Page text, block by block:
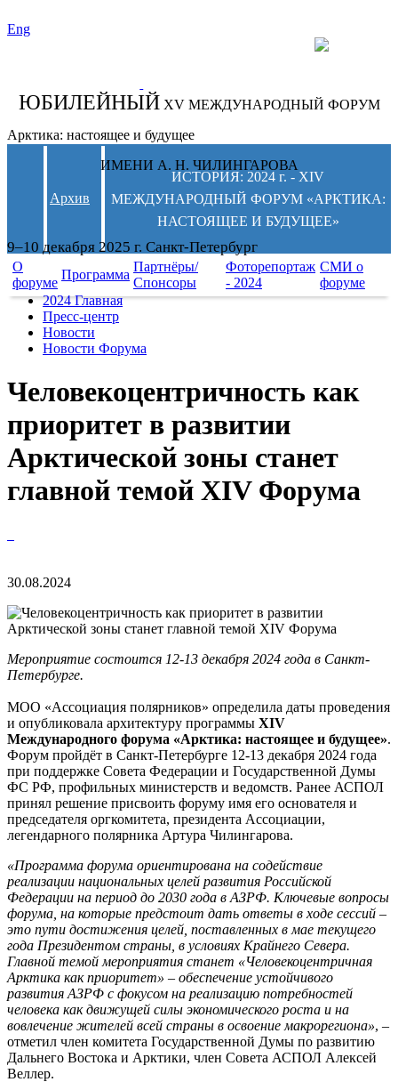
Eng
ЮБИЛЕЙНЫЙ XV МЕЖДУНАРОДНЫЙ ФОРУМ
Арктика: настоящее и будущее
ИМЕНИ А. Н. ЧИЛИНГАРОВА
9–10 декабря 2025 г. Санкт-Петербург
Архив
ИСТОРИЯ: 2024 г. - XIV
МЕЖДУНАРОДНЫЙ ФОРУМ «АРКТИКА:
НАСТОЯЩЕЕ И БУДУЩЕЕ»
О
форуме
Программа
Партнёры/
Спонсоры
Фоторепортаж
- 2024
СМИ о
форуме
2024 Главная
Пресс-центр
Новости
Новости Форума
Человекоцентричность как
приоритет в развитии
Арктической зоны станет
главной темой XIV Форума
30.08.2024
Мероприятие состоится 12-13 декабря 2024 года в Санкт-
Петербурге.
МОО «Ассоциация полярников» определила даты проведения
и опубликовала архитектуру программы XIV
Международного форума «Арктика: настоящее и будущее».
Форум пройдёт в Санкт-Петербурге 12-13 декабря 2024 года
при поддержке Совета Федерации и Государственной Думы
ФС РФ, профильных министерств и ведомств. Ранее АСПОЛ
принял решение присвоить форуму имя его основателя и
председателя оргкомитета, президента Ассоциации,
легендарного полярника Артура Чилингарова.
«Программа форума ориентирована на содействие
реализации национальных целей развития Российской
Федерации на период до 2030 года в АЗРФ. Ключевые вопросы
форума, на которые предстоит дать ответы в ходе сессий –
это пути достижения целей, поставленных в мае текущего
года Президентом страны, в условиях Крайнего Севера.
Главной темой мероприятия станет «Человекоцентричная
Арктика как приоритет» – обеспечение устойчивого
развития АЗРФ с фокусом на реализацию потребностей
человека как движущей силы экономического роста и на
вовлечение жителей всей страны в освоение макрорегиона», –
отметил член комитета Государственной Думы по развитию
Дальнего Востока и Арктики, член Совета АСПОЛ Алексей
Веллер.